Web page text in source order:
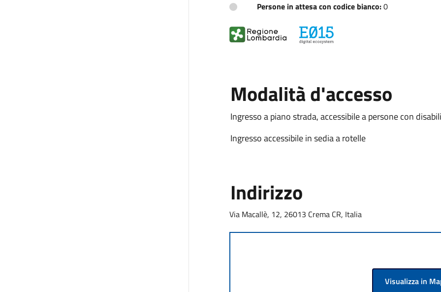
Persone in attesa con codice bianco:0
Modalità d'accesso
Ingresso a piano strada, accessibile a persone con
Ingresso accessibile in sedia a rotelle
Indirizzo
Via Macallè, 12, 26013 Crema CR, Italia
Visualizza in